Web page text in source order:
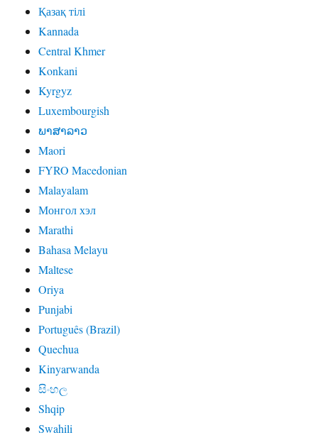
Қазақ тілі
Kannada
Central Khmer
Konkani
Kyrgyz
Luxembourgish
ພາສາລາວ
Maori
FYRO Macedonian
Malayalam
Монгол хэл
Marathi
Bahasa Melayu
Maltese
Oriya
Punjabi
Português (Brazil)
Quechua
Kinyarwanda
සිංහල
Shqip
Swahili